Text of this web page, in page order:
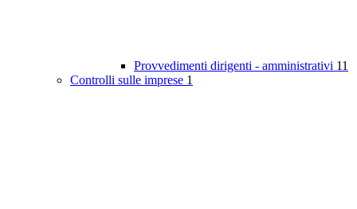
Provvedimenti dirigenti - amministrativi 11
Controlli sulle imprese 1